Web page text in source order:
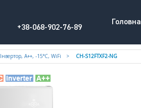
+38-068-902-76-89
Головна
Iнвертор, А++, -15°С, WiFi CH-S12FTXF2-NG